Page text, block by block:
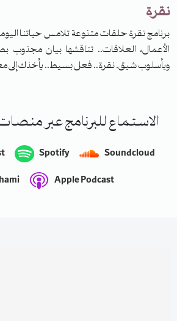
نقرة
برنامج نقرة حلقات متنوعة تلامس حياتنا
الأعمال، العلاقات.. تناقشها بيان مجذوب
وبأسلوب شيق. نقرة.. فعل بسيط.. يأخذك إلى
الاستماع للبرنامج عبر
Soundcloud
Spotify
Apple Podcast